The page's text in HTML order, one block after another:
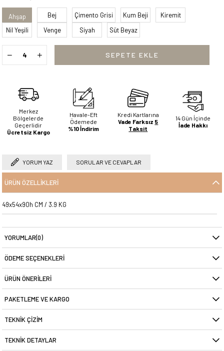
Ahşap Bej Çimento Grisi Kum Beji
Kiremit
Nil Yeşili
Venge Siyah Süt Beyaz
Merkez
Bölgelerde
Geçerlidir
Ücretsiz Kargo
Havale-Eft
Ödemede
%10 İndirim
Kredi Kartlarına
Vade Farksız 5
Taksit
14 Gün İçinde
İade Hakkı
YORUM YAZ SORULAR VE CEVAPLAR
ÜRÜN ÖZELLIKLERI
49x54x90h CM / 3.9 KG
YORUMLAR(0)
ÖDEME SEÇENEKLERI
ÜRÜN ÖNERILERI
PAKETLEME VE KARGO
TEKNIK ÇIZIM
TEKNIK DETAYLAR